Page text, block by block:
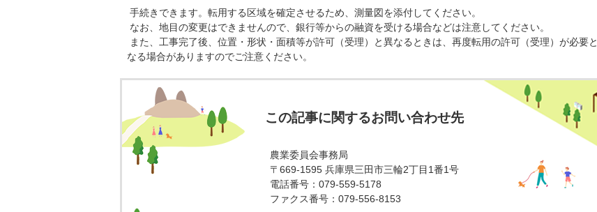
手続きできます。転用する区域を確定させるため、測量図を添付してください。
なお、地目の変更はできませんので、銀行等からの融資を受ける場合などは注意してください。
また、工事完了後、位置・形状・面積等が許可（受理）と異なるときは、再度転用の許可（受理）が必要と
なる場合がありますのでご注意ください。
この記事に関するお問い合わせ先
農業委員会事務局
〒669-1595 兵庫県三田市三輪2丁目1番1号
電話番号：079-559-5178
ファクス番号：079-556-8153